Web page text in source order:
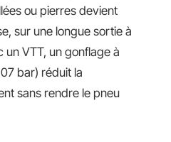
ou pierres devient
sur une longue sortie à
VTT, un gonflage à
bar) réduit la
sans rendre le pneu